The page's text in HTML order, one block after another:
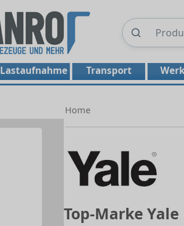
Lastaufnahme Transport
Home
Top-Marke Yale